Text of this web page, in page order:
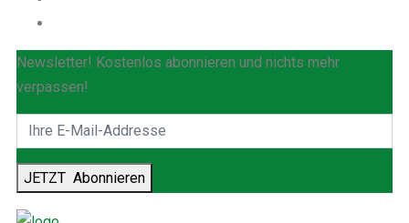
Newsletter! Kostenlos abonnieren und nichts mehr
verpassen!
JETZT Abonnieren